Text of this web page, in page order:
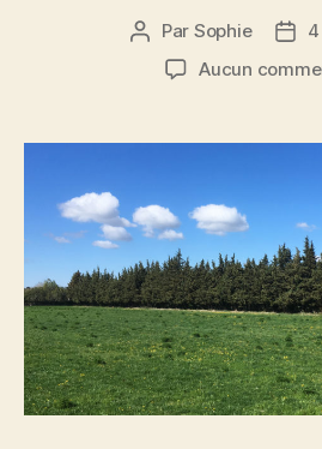
Auteur
l’article
Par Sophie
Date
Aucun